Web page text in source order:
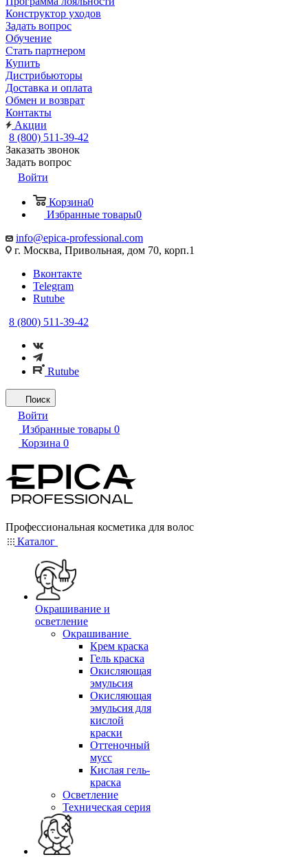
Конструктор уходов
Задать вопрос
Обучение
Стать партнером
Купить
Дистрибьюторы
Доставка и оплата
Обмен и возврат
Контакты
Акции
8 (800) 511-39-42
Заказать звонок
Задать вопрос
Войти
Корзина0
Избранные товары0
info@epica-professional.com
г. Москва, Привольная, дом 70, корп.1
Вконтакте
Telegram
Rutube
8 (800) 511-39-42
Rutube
Поиск
Войти
Избранные товары 0
Корзина 0
Профессиональная косметика для волос
Каталог
Окрашивание и
осветление
Окрашивание
Крем краска
Гель краска
Окисляющая
эмульсия
Окисляющая
эмульсия для
кислой
краски
Оттеночный
мусс
Кислая гель-
краска
Осветление
Техническая серия